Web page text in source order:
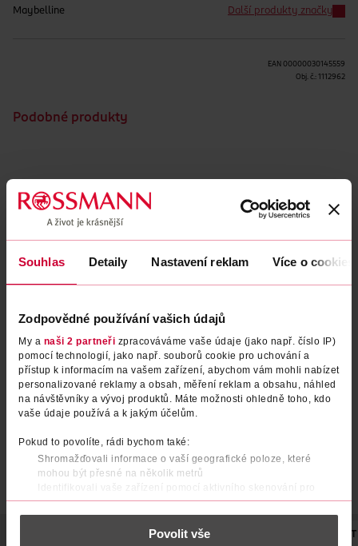
Souhlas Detaily Nastavení reklam Více o cookies
Zodpovědné používání vašich údajů
My a naši 2 partneři zpracováváme vaše údaje (jako např. číslo IP)
pomocí technologií, jako např. souborů cookie pro uchování a
přístup k informacím na vašem zařízení, abychom vám mohli nabízet
personalizované reklamy a obsah, měření reklam a obsahu, náhled
na návštěvníky a vývoj produktů. Máte možnosti ohledně toho, kdo
vaše údaje používá a k jakým účelům.
Pokud to povolíte, rádi bychom také:
Shromažďovali informace o vaší geografické poloze, které
mohou být přesné na několik metrů
Identifikovali vaše zařízení pomocí aktivního skenování pro
konkrétní charakteristiky (otisk prstu)
Zjistěte více o tom, jak zpracováváme vaše osobní údaje, a nastavte
části s podrobnostmi . Svůj souhlas můžete kdykoliv
Povolit vše
Maybelline Další produkty značky
EAN 00000030145559
Obj. č.: 1112962
Podobné produkty
Obsah se nám momentálně nedaří načíst, zkuste to prosím
Načíst znovu
VÝROBCE/DODAVATEL POČET